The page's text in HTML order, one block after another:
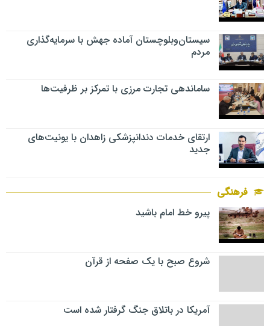
سیستان‌وبلوچستان آماده جهش با سرمایه‌گذاری
مردم
ساماندهی تجارت مرزی با تمرکز بر ظرفیت‌ها
ارتقای خدمات دندانپزشکی زاهدان با یونیت‌های
جدید
فرهنگی
پیرو خط امام باشید
شروع صبح با یک صفحه از قرآن
آمریکا در باتلاق جنگ گرفتار شده است